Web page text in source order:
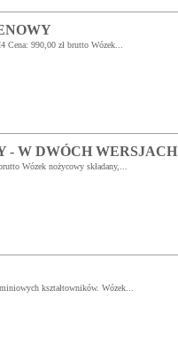
990,00 zł brutto Wózek...
- W DWÓCH WERSJACH
Wózek nożycowy składany,...
kształtowników. Wózek...